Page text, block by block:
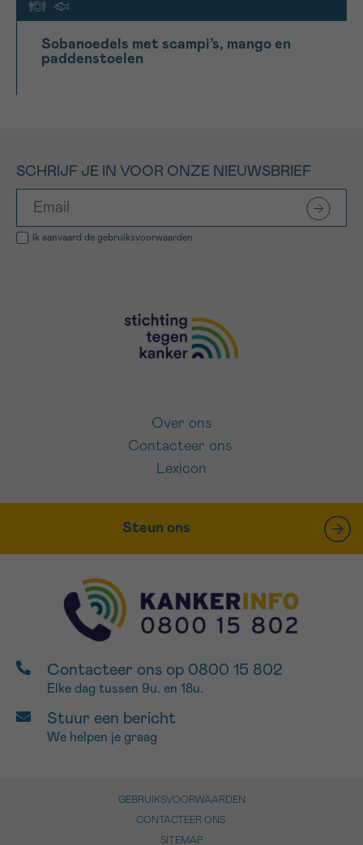
Sobanoedels met scampi’s, mango en
paddenstoelen
SCHRIJF JE IN VOOR ONZE NIEUWSBRIEF
Ik aanvaard de gebruiksvoorwaarden
Over ons
Contacteer ons
Lexicon
Steun ons
Contacteer ons op 0800 15 802
Elke dag tussen 9u. en 18u.
Stuur een bericht
We helpen je graag
GEBRUIKSVOORWAARDEN
CONTACTEER ONS
SITEMAP